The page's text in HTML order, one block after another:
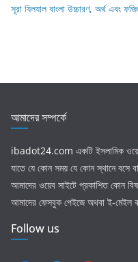
সূরা যিলযাল বাংলা উচ্চারণ, অর্থ এবং
আমাদের সম্পর্কে
ibadot24.com একটি ইসলামিক
যাতে যে কোন সময় যে কোন স্থানে বসে
আমাদের ওয়েব সাইটে প্রকাশিত কোন
আমাদের ফেসবুক পেইজে অথবা ই-মেইল
Follow us